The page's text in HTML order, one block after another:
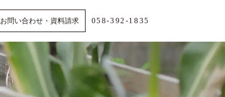
お問い合わせ・資料請求 058-392-1835